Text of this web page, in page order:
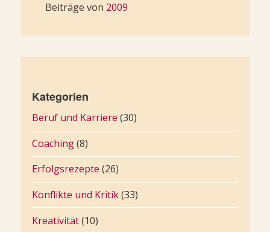
Beiträge von 2009
Kategorien
Beruf und Karriere (30)
Coaching(8)
Erfolgsrezepte (26)
Konflikte und Kritik(33)
Kreativität(10)